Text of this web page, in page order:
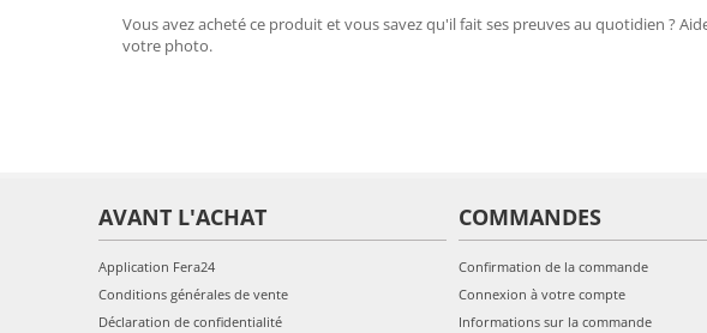
Vous avez acheté ce produit et vous savez qu'il fait ses preuves au quotidien ?
votre photo.
AVANT L'ACHAT
Application Fera24
Conditions générales de vente
Déclaration de confidentialité
COMMANDES
Confirmation de la commande
Connexion à votre compte
Informations sur la commande